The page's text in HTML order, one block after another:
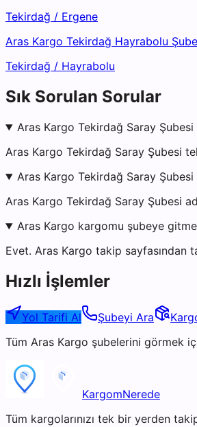
Tekirdağ / Ergene
Aras Kargo Tekirdağ Hayrabolu
Tekirdağ / Hayrabolu
Sık Sorulan Sorular
Aras Kargo Tekirdağ Saray
Aras Kargo Tekirdağ Saray Şubesi
Aras Kargo Tekirdağ Saray
Aras Kargo Tekirdağ Saray Şubesi
Aras Kargo kargomu şubeye
Evet. Aras Kargo takip sayfasından
Hızlı İşlemler
Yol Tarifi Al Şubeyi Ara
Tüm Aras Kargo şubelerini görmek
KargomNerede
Tüm kargolarınızı tek bir yerden